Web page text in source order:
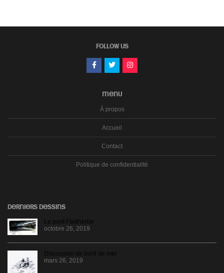
FOLLOW US
MENU
À propos
Accueil
Contact
Politique de confidentialité
DERNIERS DESSINS
Le pont Faidherbe
octobre 26, 2019
Discussion de bord de mer
mars 26, 2019